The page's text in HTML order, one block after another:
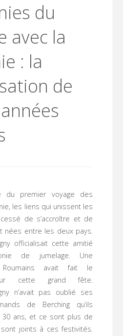
du
avec la
: la
de
du premier voyage des
les liens qui unissent les
de s’accroître et de
nées entre les deux pays.
officialisait cette amitié
de jumelage. Une
Roumains avait fait le
cette grand fête.
n’avait pas oublié ses
de Berching qu’ils
30 ans, et ce sont plus de
joints à ces festivités.